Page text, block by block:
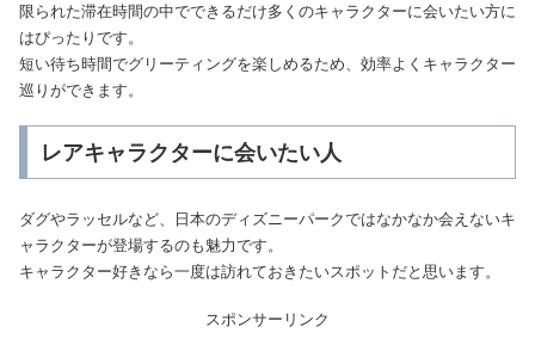
限られた滞在時間の中でできるだけ多くのキャラクターに会いたい方に
はぴったりです。
短い待ち時間でグリーティングを楽しめるため、効率よくキャラクター
巡りができます。
レアキャラクターに会いたい人
ダグやラッセルなど、日本のディズニーパークではなかなか会えないキ
ャラクターが登場するのも魅力です。
キャラクター好きなら一度は訪れておきたいスポットだと思います。
スポンサーリンク